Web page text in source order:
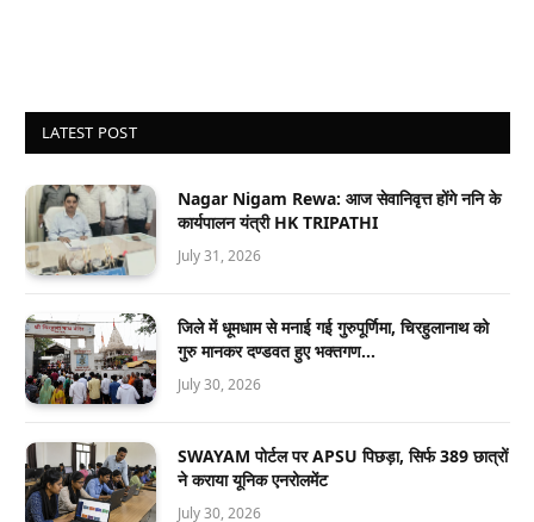
LATEST POST
Nagar Nigam Rewa: आज सेवानिवृत्त होंगे ननि के
कार्यपालन यंत्री HK TRIPATHI
July 31, 2026
जिले में धूमधाम से मनाई गई गुरुपूर्णिमा, चिरहुलानाथ को
गुरु मानकर दण्डवत हुए भक्तगण…
July 30, 2026
SWAYAM पोर्टल पर APSU पिछड़ा, सिर्फ 389 छात्रों
ने कराया यूनिक एनरोलमेंट
July 30, 2026